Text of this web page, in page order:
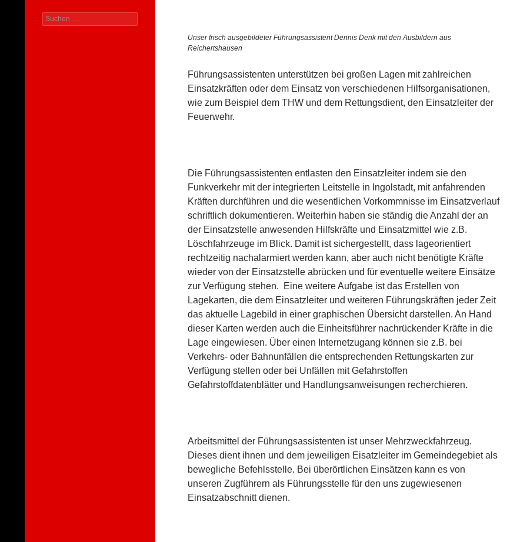
Unser frisch ausgebildeter Führungsassistent Dennis Denk mit den Ausbildern aus
Reichertshausen
Führungsassistenten unterstützen bei großen Lagen mit zahlreichen
Einsatzkräften oder dem Einsatz von verschiedenen Hilfsorganisationen,
wie zum Beispiel dem THW und dem Rettungsdient, den Einsatzleiter der
Feuerwehr.
Die Führungsassistenten entlasten den Einsatzleiter indem sie den
Funkverkehr mit der integrierten Leitstelle in Ingolstadt, mit anfahrenden
Kräften durchführen und die wesentlichen Vorkommnisse im Einsatzverlauf
schriftlich dokumentieren. Weiterhin haben sie ständig die Anzahl der an
der Einsatzstelle anwesenden Hilfskräfte und Einsatzmittel wie z.B.
Löschfahrzeuge im Blick. Damit ist sichergestellt, dass lageorientiert
rechtzeitig nachalarmiert werden kann, aber auch nicht benötigte Kräfte
wieder von der Einsatzstelle abrücken und für eventuelle weitere Einsätze
zur Verfügung stehen. Eine weitere Aufgabe ist das Erstellen von
Lagekarten, die dem Einsatzleiter und weiteren Führungskräften jeder Zeit
das aktuelle Lagebild in einer graphischen Übersicht darstellen. An Hand
dieser Karten werden auch die Einheitsführer nachrückender Kräfte in die
Lage eingewiesen. Über einen Internetzugang können sie z.B. bei
Verkehrs- oder Bahnunfällen die entsprechenden Rettungskarten zur
Verfügung stellen oder bei Unfällen mit Gefahrstoffen
Gefahrstoffdatenblätter und Handlungsanweisungen recherchieren.
Arbeitsmittel der Führungsassistenten ist unser Mehrzweckfahrzeug.
Dieses dient ihnen und dem jeweiligen Eisatzleiter im Gemeindegebiet als
bewegliche Befehlsstelle. Bei überörtlichen Einsätzen kann es von
unseren Zugführern als Führungsstelle für den uns zugewiesenen
Einsatzabschnitt dienen.
Suchen
nach: